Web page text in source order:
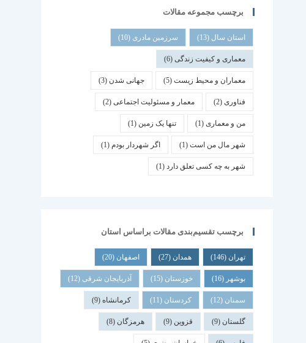
برچسب مجموعه مقالات
استان سال (13) سرزمین مادری (10)
معماری و کیفیت زندگی(6)
معماران و محیط زیست(5) جهانی شدن (3)
فناوری(2) معمار و مسئولیت اجتماعی(2)
من و معماری(1) تنها یک زمین (1)
شهر مال من است(1) اگر شهردار بودم (1)
شهر به چه کسی تعلق دارد(1)
برچسب تقسیم‌بندی مقالات براساس استان
تهران (146) همدان (27) اصفهان (20)
بوشهر (16) خوزستان (15) آذربایجان شرقی (12)
سمنان (12) کردستان (11) کرمانشاه(9)
گلستان (9) قزوین (9) هرمزگان (8)